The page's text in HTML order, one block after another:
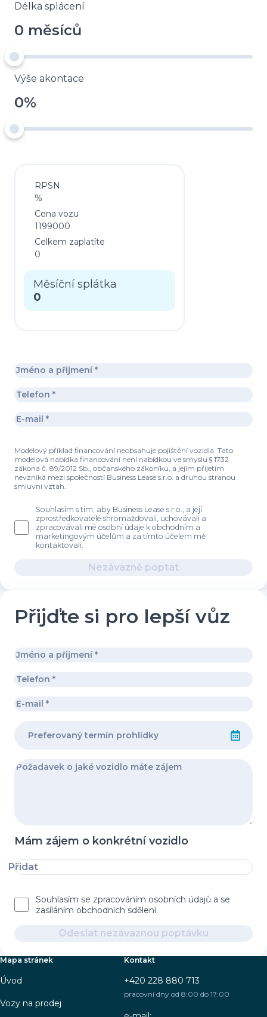
Délka splácení
0 měsíců
Výše akontace
0%
RPSN
%
Cena vozu
1199000
Celkem zaplatíte
0
Měsíční splátka
0
Modelový příklad financování neobsahuje pojištění vozidla. Tato
modelová nabídka financování není nabídkou ve smyslu § 1732
zákona č. 89/2012 Sb., občanského zákoníku, a jejím přijetím
nevzniká mezi společností Business Lease s.r.o. a druhou stranou
smluvní vztah.
Souhlasím s tím, aby Business Lease s.r.o., a její
zprostředkovatelé shromažďovali, uchovávali a
zpracovávali mé osobní údaje k obchodním a
marketingovým účelům a za tímto účelem mě
kontaktovali.
Nezávazně poptat
Přijďte si pro lepší vůz
Mám zájem o konkrétní vozidlo
Přidat
Souhlasím se zpracováním osobních údajů a se
zasíláním obchodních sdělení.
Odeslat nezávaznou poptávku
Mapa stránek
Úvod
Vozy na prodej
Kontakt
+420 228 880 713
pracovní dny od 8:00 do 17:00